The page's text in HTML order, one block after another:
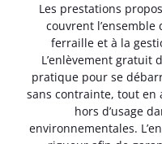
Les prestations
couvrent l’ensemble
ferraille et à la
L’enlèvement gratuit
pratique pour se
sans contrainte, tout en
hors d’usage
environnementales.